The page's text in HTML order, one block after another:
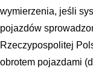
wymierzenia, jeśli
pojazdów
Rzeczypospolitej
obrotem pojazdami